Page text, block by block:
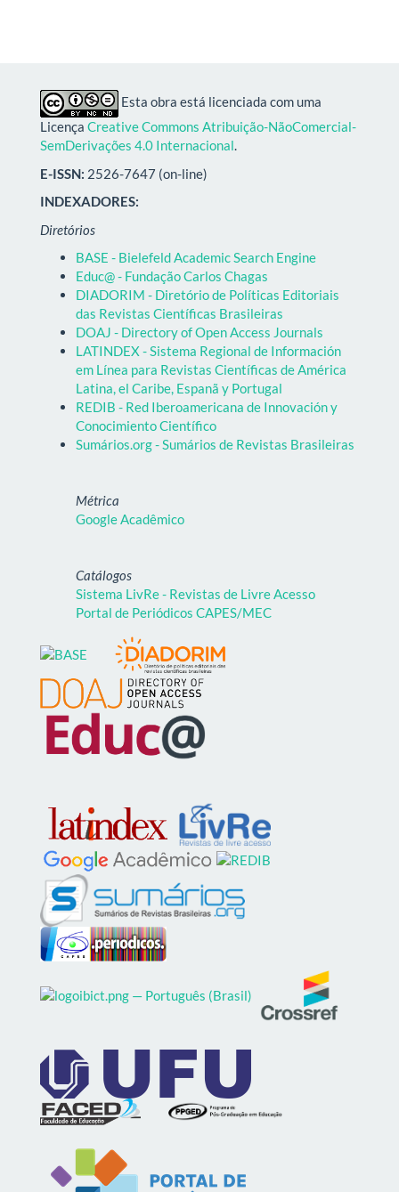
Esta obra está licenciada com uma
Licença Creative Commons Atribuição-NãoComercial-
SemDerivações 4.0 Internacional.
E-ISSN: 2526-7647 (on-line)
INDEXADORES:
Diretórios
BASE - Bielefeld Academic Search Engine
Educ@ - Fundação Carlos Chagas
DIADORIM - Diretório de Políticas Editoriais
das Revistas Científicas Brasileiras
DOAJ - Directory of Open Access Journals
LATINDEX - Sistema Regional de Información
em Línea para Revistas Científicas de América
Latina, el Caribe, Espanã y Portugal
REDIB - Red Iberoamericana de Innovación y
Conocimiento Científico
Sumários.org - Sumários de Revistas Brasileiras
Métrica
Google Acadêmico
Catálogos
Sistema LivRe - Revistas de Livre Acesso
Portal de Periódicos CAPES/MEC